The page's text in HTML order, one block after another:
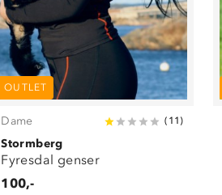
OUTLET
Dame ( 11 )
Stormberg
Fyresdal genser
100,-